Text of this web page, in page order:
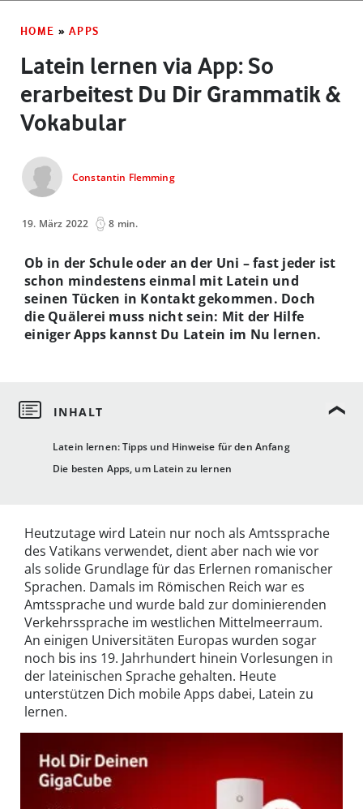
HOME » APPS
Latein lernen via App: So
erarbeitest Du Dir Grammatik &
Vokabular
Constantin Flemming
19. März 2022 8 min.
Latein lernen: Tipps und Hinweise für den Anfang
Die besten Apps, um Latein zu lernen
Ob in der Schule oder an der Uni – fast jeder ist
schon mindestens einmal mit Latein und
seinen Tücken in Kontakt gekommen. Doch
die Quälerei muss nicht sein: Mit der Hilfe
einiger Apps kannst Du Latein im Nu lernen.
Heutzutage wird Latein nur noch als Amtssprache
des Vatikans verwendet, dient aber nach wie vor
als solide Grundlage für das Erlernen romanischer
Sprachen. Damals im Römischen Reich war es
Amtssprache und wurde bald zur dominierenden
Verkehrssprache im westlichen Mittelmeerraum.
An einigen Universitäten Europas wurden sogar
noch bis ins 19. Jahrhundert hinein Vorlesungen in
der lateinischen Sprache gehalten. Heute
unterstützen Dich mobile Apps dabei, Latein zu
lernen.